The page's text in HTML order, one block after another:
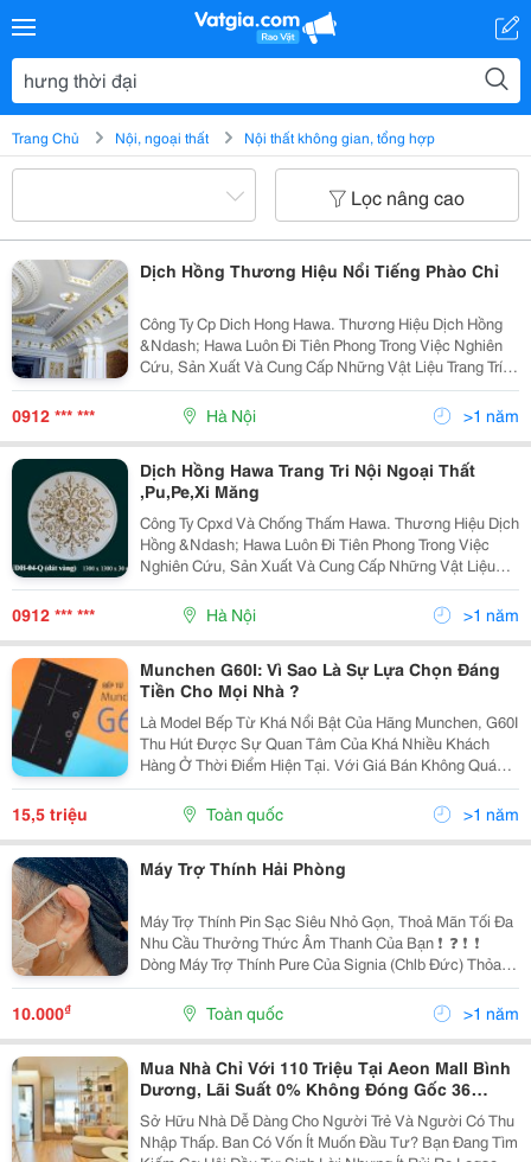
Trang Chủ Nội, ngoại thất Nội thất không gian, tổng hợp
Lọc nâng cao
Dịch Hồng Thương Hiệu Nổi Tiếng Phào Chỉ
Công Ty Cp Dich Hong Hawa. Thương Hiệu Dịch Hồng
&Ndash; Hawa Luôn Đi Tiên Phong Trong Việc Nghiên
Cứu, Sản Xuất Và Cung Cấp Những Vật Liệu Trang Trí
Nội Thất Mới, Như Pu ,Pe ,Và Thạch Cao,Để Phù Hợp
Với Xu Hướng Thời Đại Và Luôn Đáp Ứng Được Yê
0912 *** *** Hà Nội >1 năm
Dịch Hồng Hawa Trang Tri Nội Ngoại Thất
,Pu,Pe,Xi Măng
Công Ty Cpxd Và Chống Thấm Hawa. Thương Hiệu Dịch
Hồng &Ndash; Hawa Luôn Đi Tiên Phong Trong Việc
Nghiên Cứu, Sản Xuất Và Cung Cấp Những Vật Liệu
Trang Trí Nội Thất Mới, Như Pu ,Pe ,Và Thạch Cao,Để
Phù Hợp Với Xu Hướng Thời Đại Và Luôn Đáp Ứng Đ
0912 *** *** Hà Nội >1 năm
Munchen G60I: Vì Sao Là Sự Lựa Chọn Đáng
Tiền Cho Mọi Nhà ?
Là Model Bếp Từ Khá Nổi Bật Của Hãng Munchen, G60I
Thu Hút Được Sự Quan Tâm Của Khá Nhiều Khách
Hàng Ở Thời Điểm Hiện Tại. Với Giá Bán Không Quá
Cao, Công Nghệ Đầy Đủ, Munchen G60I Hứa Hẹn Đáp
Ứng Tốt Nhu Cầu Đun Nấu Hàng Ngày. Cùng Mình Tìm
15,5 triệu Toàn quốc >1 năm
Máy Trợ Thính Hải Phòng
Máy Trợ Thính Pin Sạc Siêu Nhỏ Gọn, Thoả Mãn Tối Đa
Nhu Cầu Thưởng Thức Âm Thanh Của Bạn ❗ ️ ❓ ❗ ️ ❗ ️
Dòng Máy Trợ Thính Pure Của Signia (Chlb Đức) Thỏa
Mãn Cả Nhu Cầu Về Thẩm Mỹ Lẫn Thưởng Thức Âm
Thanh Cuộc Sống. Bắt Kịp Xu Hướng Thời Đại,...
10.000₫ Toàn quốc >1 năm
Mua Nhà Chỉ Với 110 Triệu Tại Aeon Mall Bình
Dương, Lãi Suất 0% Không Đóng Gốc 36
Tháng,
Sở Hữu Nhà Dễ Dàng Cho Người Trẻ Và Người Có Thu
Nhập Thấp. Ban Có Vốn Ít Muốn Đầu Tư? Bạn Đang Tìm